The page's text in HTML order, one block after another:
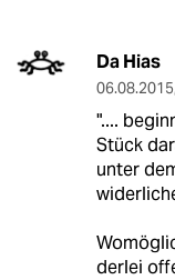
Da Hias
06.08.2015,
"....
Stück
unter
derlei